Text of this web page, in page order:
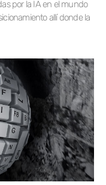
por la IA en el mundo
allí donde la